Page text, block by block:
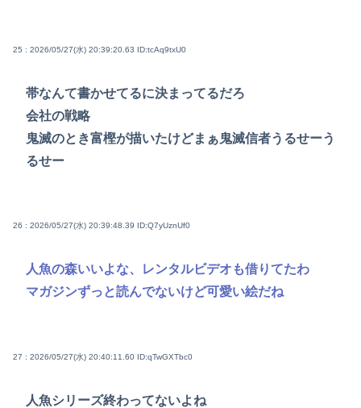
25 : 2026/05/27(水) 20:39:20.63 ID:tcAq9txU0
帯なんて書かせてるに決まってるだろ
会社の戦略
鬼滅のとき富樫が描いたけどまぁ鬼滅信者うるせーう
るせー
26 : 2026/05/27(水) 20:39:48.39 ID:Q7yUznUf0
人魚の森いいよな、レンタルビデオも借りてたわ
マガジンずっと読んでないけど可愛い絵だね
27 : 2026/05/27(水) 20:40:11.60 ID:qTwGXTbc0
人魚シリーズ終わってないよね